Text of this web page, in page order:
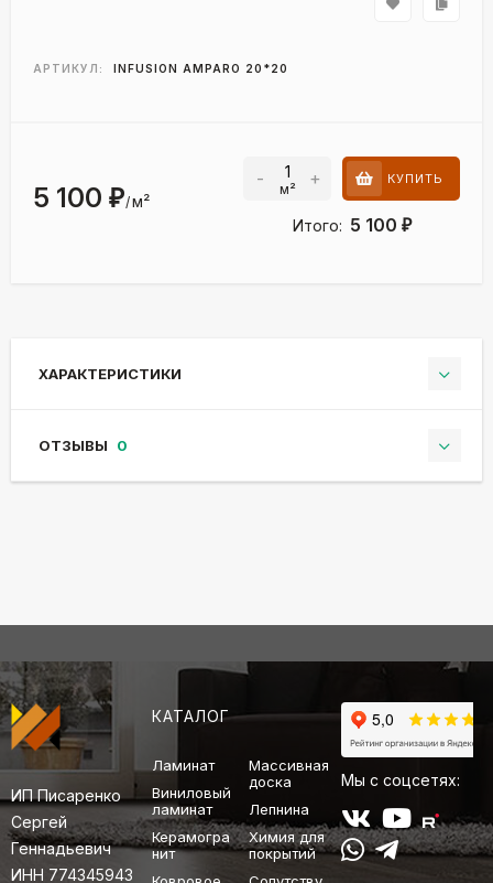
АРТИКУЛ: INFUSION AMPARO 20*20
5 100 ₽/м²
- м² + КУПИТЬ
Итого: 5 100 ₽
ХАРАКТЕРИСТИКИ
ОТЗЫВЫ 0
ИП Писаренко
Сергей
Геннадьевич
ИНН 774345943
КАТАЛОГ
Ламинат
Виниловый
ламинат
Керамогра
нит
Массивная
доска
Лепнина
Химия для
покрытий
Мы с соцсетях: